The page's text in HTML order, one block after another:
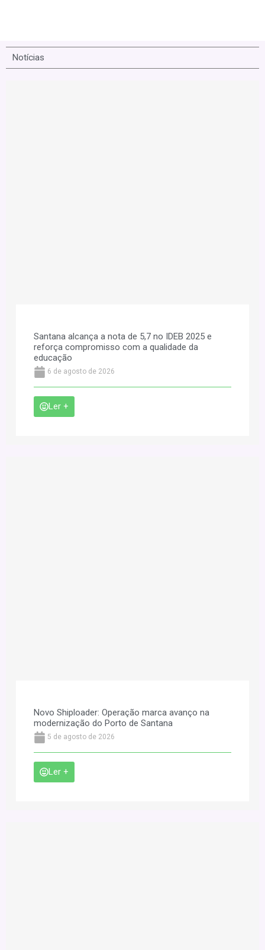
Notícias
Santana alcança a nota de 5,7 no IDEB 2025 e
reforça compromisso com a qualidade da
educação
6 de agosto de 2026
Ler +
Novo Shiploader: Operação marca avanço na
modernização do Porto de Santana
5 de agosto de 2026
Ler +